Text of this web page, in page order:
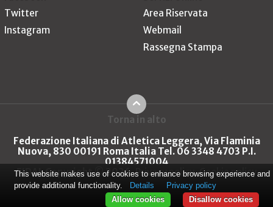
Twitter
Instagram
Area Riservata
Webmail
Rassegna Stampa
Torna in alto
Federazione Italiana di Atletica Leggera, Via Flaminia
Nuova, 830 00191 Roma Italia Tel. 06 3348 4703 P.I.
01384571004
FIDAL Copyright © 2026 Privacy policy Cookie policy
This website makes use of cookies to enhance browsing experience and
provide additional functionality.
Details
Privacy policy
Disallow cookies
Allow cookies